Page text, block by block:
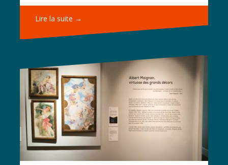
Lire la suite →